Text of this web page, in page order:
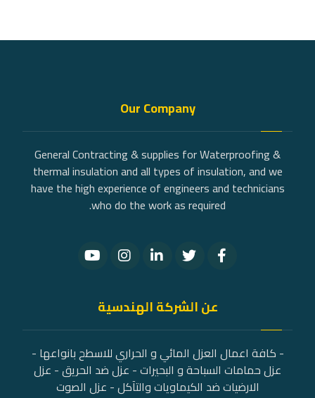
Our Company
General Contracting & supplies for Waterproofing &
thermal insulation and all types of insulation, and we
have the high experience of engineers and technicians
who do the work as required.
عن الشركة الهندسية
- كافة اعمال العزل المائي و الحراري للاسطح بانواعها -
عزل حمامات السباحة و البحيرات - عزل ضد الحريق - عزل
الارضيات ضد الكيماويات والتآكل - عزل الصوت